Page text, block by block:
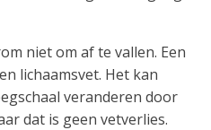
niet om af te vallen. Een
lichaamsvet. Het kan
veranderen door
dat is geen vetverlies.